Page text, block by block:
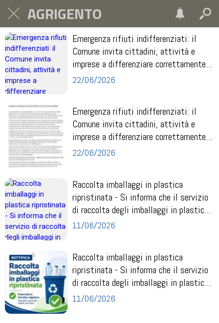
AGRIGENTO
Emergenza rifiuti indifferenziati: il
Comune invita cittadini, attività e
imprese a differenziare correttamente e
rispet...
22/06/2026
Emergenza rifiuti indifferenziati: il
Comune invita cittadini, attività e
imprese a differenziare correttamente e
rispet...
22/06/2026
Raccolta imballaggi in plastica
ripristinata - Si informa che il servizio
di raccolta degli imballaggi in plastica
è sta...
11/06/2026
Raccolta imballaggi in plastica
ripristinata - Si informa che il servizio
di raccolta degli imballaggi in plastica
è sta...
11/06/2026